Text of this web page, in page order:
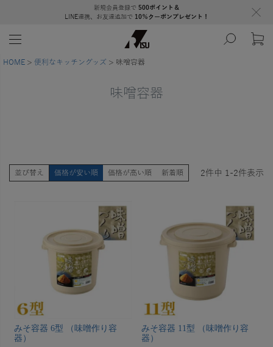
新規会員登録で 500ポイント＆
LINE連携、お友達追加で 10％クーポンプレゼント！
HOME 便利なキッチングッズ 味噌容器
味噌容器
並び替え 価格が安い順 価格が高い順 新着順 2件中 1 -2件表示
みそ容器 6型 （味噌作り容
器）
みそ容器 11型 （味噌作り容
器）